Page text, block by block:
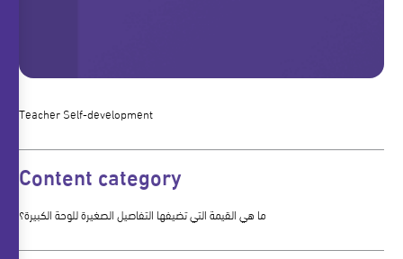
Teacher Self-development
Content category
ما هي القيمة التي تضيفها التفاصيل الصغيرة للوحة الكبيرة؟